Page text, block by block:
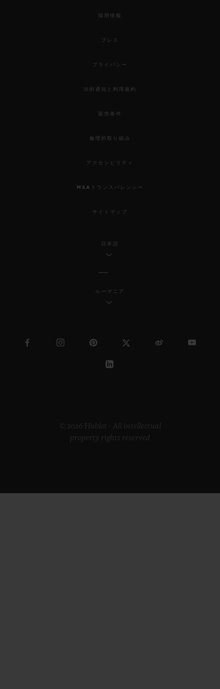
採用情報
プレス
プライバシー
法的通知と利用規約
販売条件
倫理的取り組み
アクセシビリティ
MSAトランスパレンシー
サイトマップ
日本語
ルーマニア
© 2026 Hublot - All intellectual
property rights reserved